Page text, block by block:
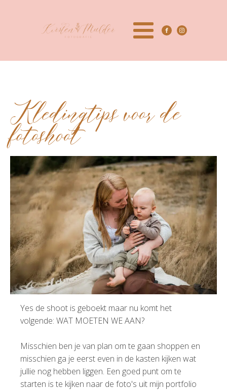
Kledingtips voor de
fotoshoot
Yes de shoot is geboekt maar nu komt het
volgende: WAT MOETEN WE AAN?
Misschien ben je van plan om te gaan shoppen en
misschien ga je eerst even in de kasten kijken wat
jullie nog hebben liggen. Een goed punt om te
starten is te kijken naar de foto's uit mijn portfolio